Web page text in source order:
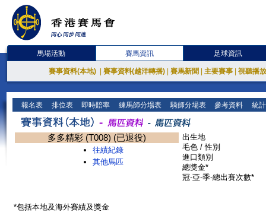
馬場活動 賽馬資訊 足球資訊
賽事資料(本地) 賽事資料(越洋轉播) 賽馬新聞 主要賽事 視聽播
報名表 排位表 即時賠率 練馬師分場表 騎師分場表 參考資料 統
多多精彩 (T008) (已退役)
往績紀錄
其他馬匹
出生地
毛色 / 性別
進口類別
總獎金*
冠-亞-季-總出賽次數*
*包括本地及海外賽績及獎金